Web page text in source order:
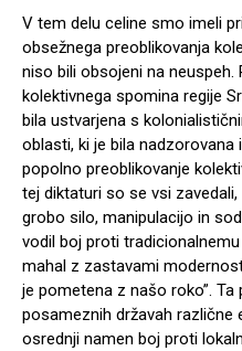
V tem delu celine smo imeli
obsežnega preoblikovanja
niso bili obsojeni na neuspeh.
kolektivnega spomina regije
bila ustvarjena s
oblasti, ki je bila
popolno preoblikovanje
tej diktaturi so se vsi
grobo silo, manipulacijo in
vodil boj proti
mahal z zastavami
je pometena z našo roko”.
posameznih državah različne
osrednji namen boj proti